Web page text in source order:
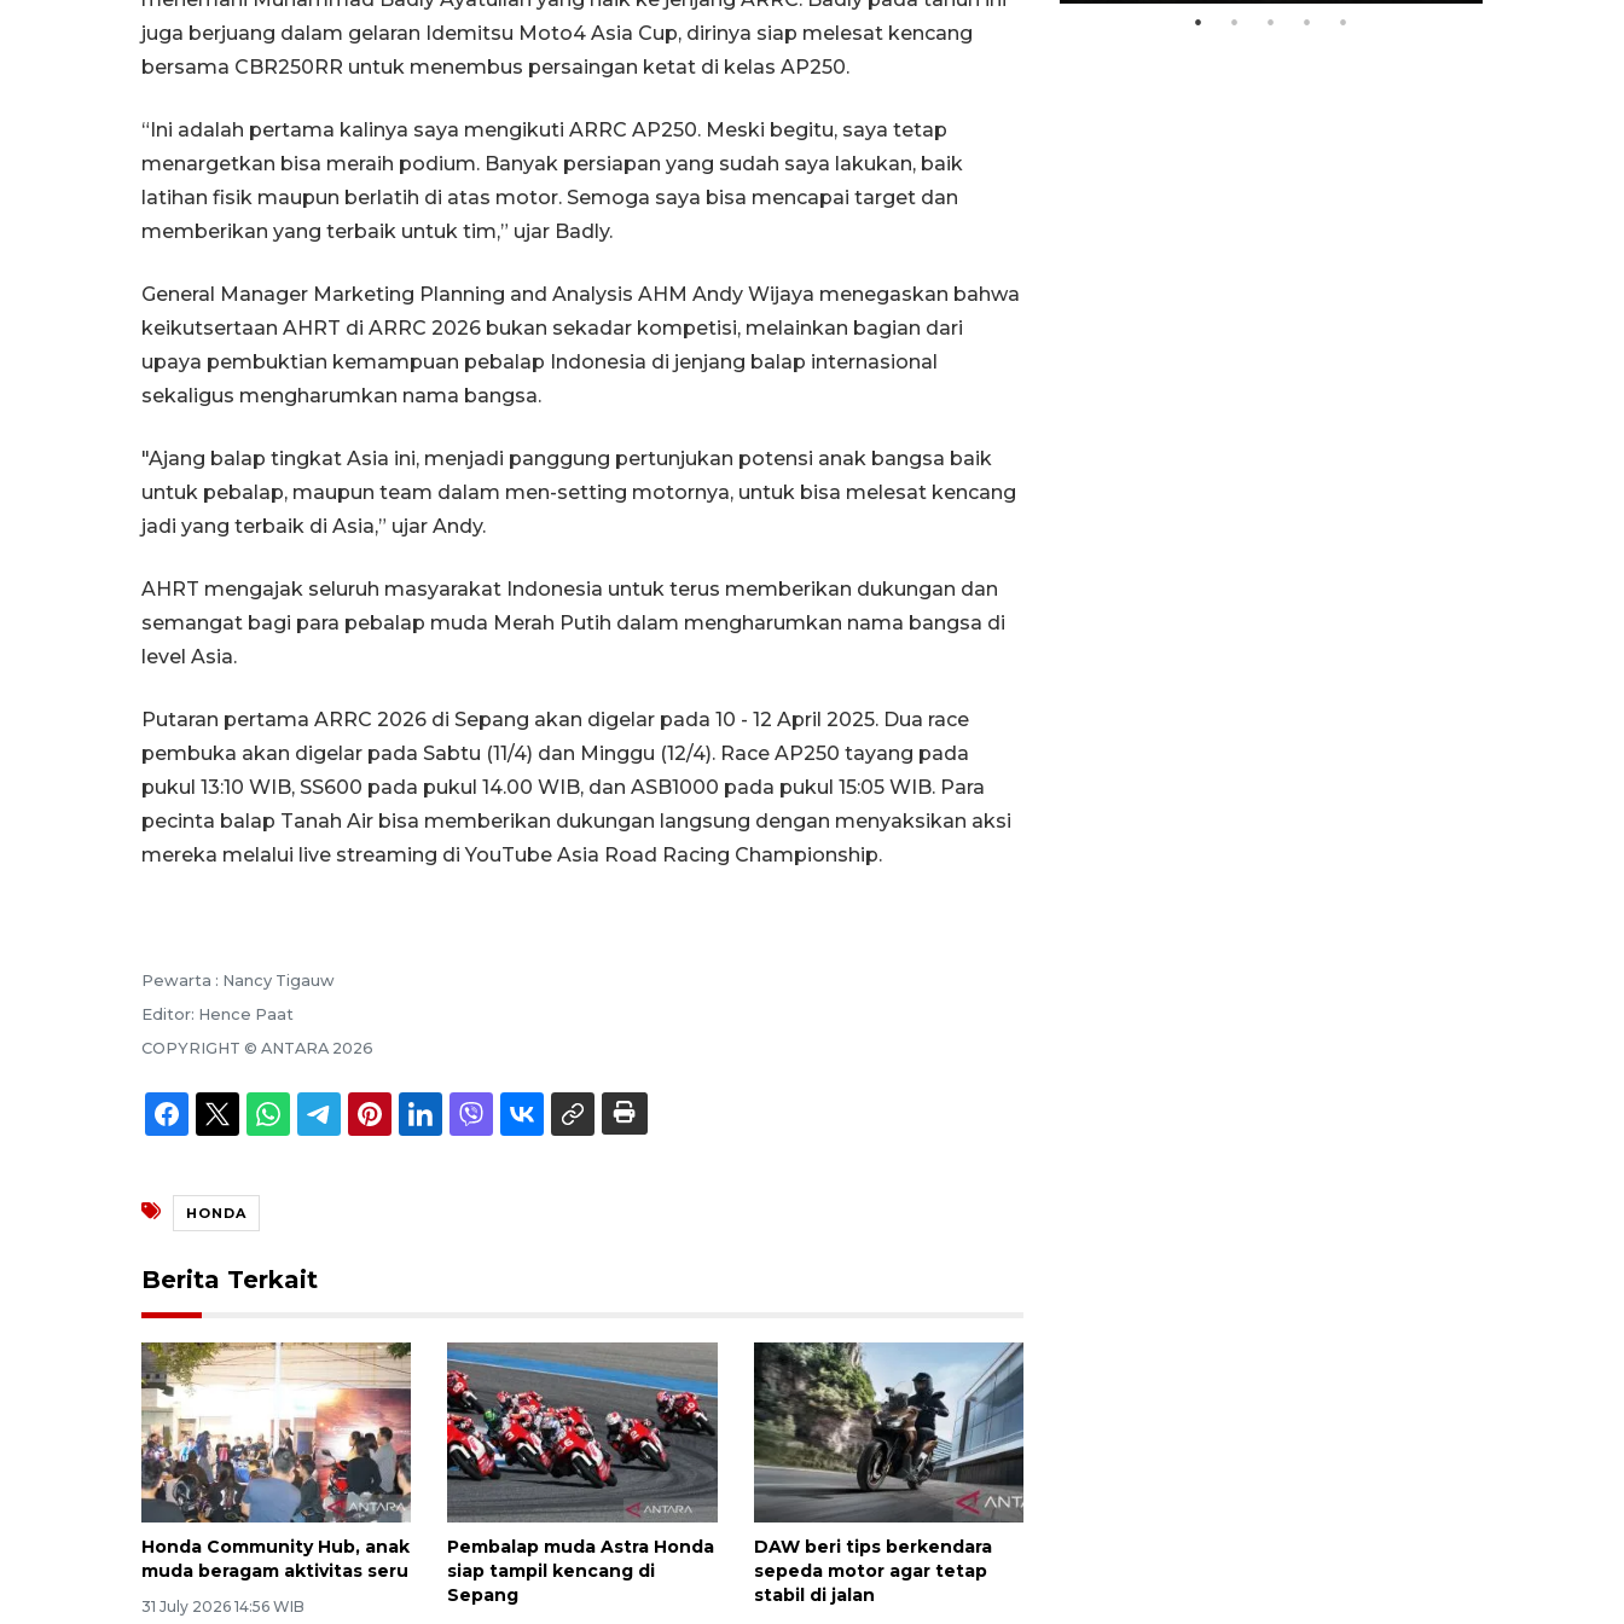
juga berjuang dalam gelaran Idemitsu Moto4 Asia Cup, dirinya siap melesat kencang
bersama CBR250RR untuk menembus persaingan ketat di kelas AP250.
“Ini adalah pertama kalinya saya mengikuti ARRC AP250. Meski begitu, saya tetap
menargetkan bisa meraih podium. Banyak persiapan yang sudah saya lakukan, baik
latihan fisik maupun berlatih di atas motor. Semoga saya bisa mencapai target dan
memberikan yang terbaik untuk tim,” ujar Badly.
General Manager Marketing Planning and Analysis AHM Andy Wijaya menegaskan bahwa
keikutsertaan AHRT di ARRC 2026 bukan sekadar kompetisi, melainkan bagian dari
upaya pembuktian kemampuan pebalap Indonesia di jenjang balap internasional
sekaligus mengharumkan nama bangsa.
"Ajang balap tingkat Asia ini, menjadi panggung pertunjukan potensi anak bangsa baik
untuk pebalap, maupun team dalam men-setting motornya, untuk bisa melesat kencang
jadi yang terbaik di Asia,” ujar Andy.
AHRT mengajak seluruh masyarakat Indonesia untuk terus memberikan dukungan dan
semangat bagi para pebalap muda Merah Putih dalam mengharumkan nama bangsa di
level Asia.
Putaran pertama ARRC 2026 di Sepang akan digelar pada 10 - 12 April 2025. Dua race
pembuka akan digelar pada Sabtu (11/4) dan Minggu (12/4). Race AP250 tayang pada
pukul 13:10 WIB, SS600 pada pukul 14.00 WIB, dan ASB1000 pada pukul 15:05 WIB. Para
pecinta balap Tanah Air bisa memberikan dukungan langsung dengan menyaksikan aksi
mereka melalui live streaming di YouTube Asia Road Racing Championship.
Pewarta : Nancy Tigauw
Editor: Hence Paat
COPYRIGHT © ANTARA 2026
HONDA
Berita Terkait
Honda Community Hub, anak
muda beragam aktivitas seru
31 July 2026 14:56 WIB
Pembalap muda Astra Honda
siap tampil kencang di
Sepang
DAW beri tips berkendara
sepeda motor agar tetap
stabil di jalan